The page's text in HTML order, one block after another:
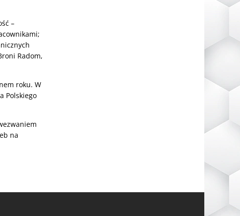
–
Radom,
roku. W
Polskiego
na